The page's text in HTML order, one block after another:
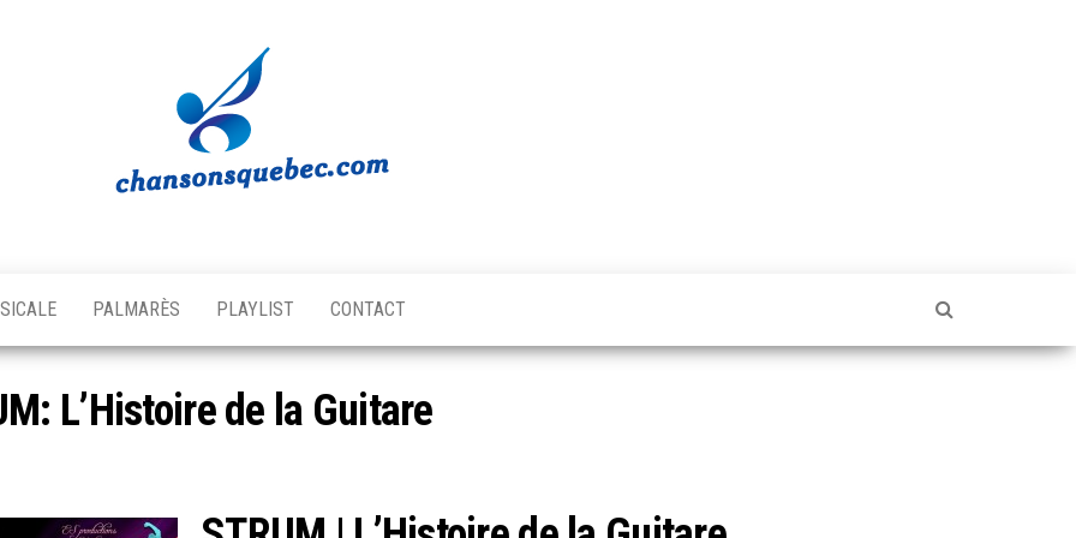
Québec
musicale
québécoise!
PALMARÈS PLAYLIST CONTACT
L’Histoire de la Guitare